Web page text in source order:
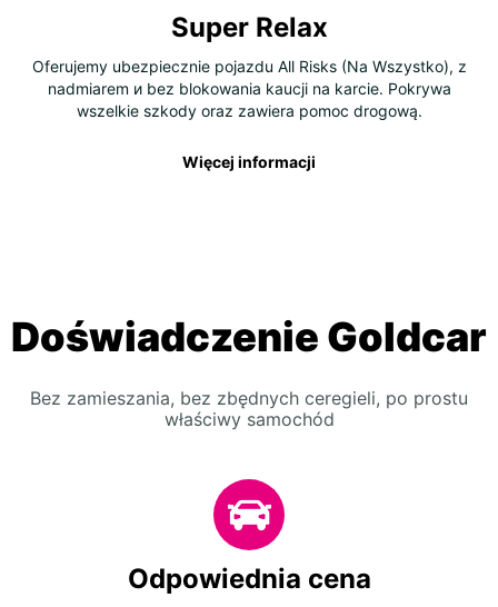
Super Relax
Oferujemy ubezpiecznie pojazdu All Risks (Na Wszystko), z
nadmiarem и bez blokowania kaucji na karcie. Pokrywa
wszelkie szkody oraz zawiera pomoc drogową.
Więcej informacji
Doświadczenie Goldcar
Bez zamieszania, bez zbędnych ceregieli, po prostu
właściwy samochód
Odpowiednia cena